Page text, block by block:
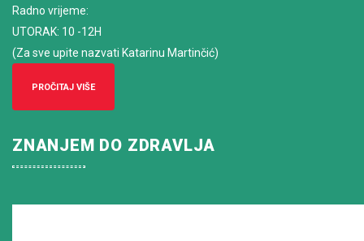
Radno vrijeme:
UTORAK: 10 -12H
(Za sve upite nazvati Katarinu Martinčić)
PROČITAJ VIŠE
ZNANJEM DO ZDRAVLJA